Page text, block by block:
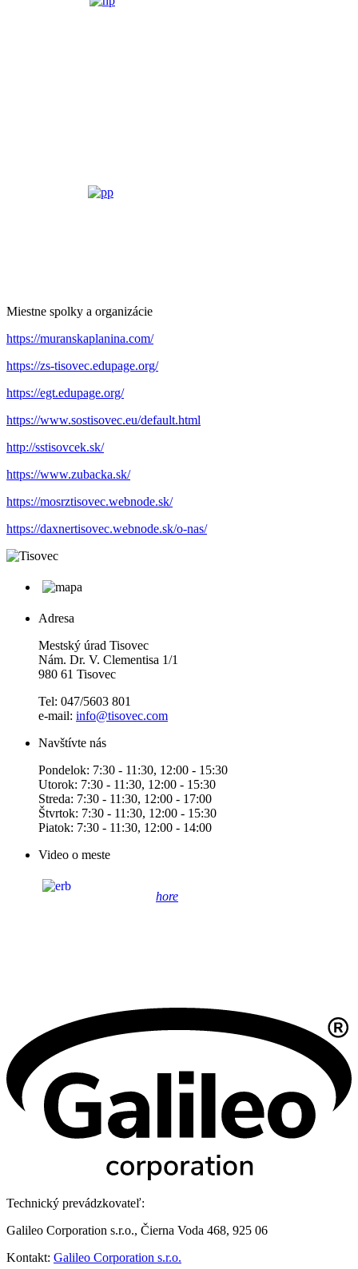
Miestne spolky a organizácie
https://muranskaplanina.com/
https://zs-tisovec.edupage.org/
https://egt.edupage.org/
https://www.sostisovec.eu/default.html
http://sstisovcek.sk/
https://www.zubacka.sk/
https://mosrztisovec.webnode.sk/
https://daxnertisovec.webnode.sk/o-nas/
Adresa
Mestský úrad Tisovec
Nám. Dr. V. Clementisa 1/1
980 61 Tisovec
Tel: 047/5603 801
e-mail: info@tisovec.com
Navštívte nás
Pondelok: 7:30 - 11:30, 12:00 - 15:30
Utorok: 7:30 - 11:30, 12:00 - 15:30
Streda: 7:30 - 11:30, 12:00 - 17:00
Štvrtok: 7:30 - 11:30, 12:00 - 15:30
Piatok: 7:30 - 11:30, 12:00 - 14:00
Video o meste
hore
Technický prevádzkovateľ:
Galileo Corporation s.r.o., Čierna Voda 468, 925 06
Kontakt: Galileo Corporation s.r.o.